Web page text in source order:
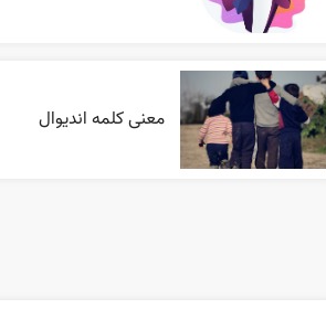
معنی کلمه اندیوال